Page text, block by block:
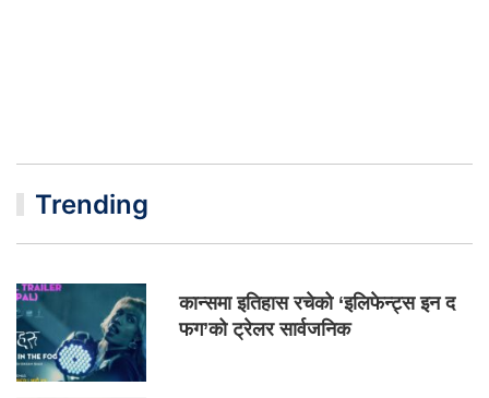
Trending
कान्समा इतिहास रचेको ‘इलिफेन्ट्स इन द
फग’को ट्रेलर सार्वजनिक